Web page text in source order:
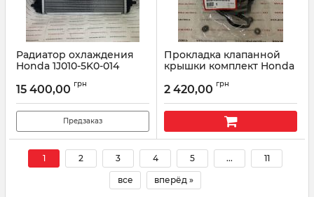
Радиатор охлаждения
Honda 1J010-5K0-014
15 400,00 грн
Предзаказ
Прокладка клапанной
крышки комплект Honda
Артикул: 120305A2A01
2 420,00 грн
1 2 3 4 5 ... 11
все вперёд »